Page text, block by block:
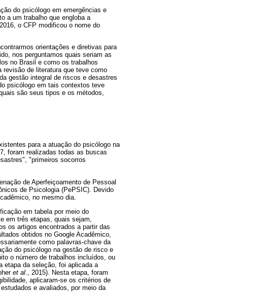
do psicólogo em emergências e
a um trabalho que engloba a
o CFP modificou o nome do
orientações e diretivas para
nos perguntamos quais seriam as
no Brasil e como os trabalhos
de literatura que teve como
gestão integral de riscos e desastres
psicólogo em tais contextos teve
são seus tipos e os métodos,
para a atuação do psicólogo na
foram realizadas todas as buscas
"primeiros socorros
de Aperfeiçoamento de Pessoal
de Psicologia (PePSIC). Devido
no mesmo dia.
em tabela por meio do
em três etapas, quais sejam,
os artigos encontrados a partir das
obtidos no Google Acadêmico,
como palavras-chave da
do psicólogo na gestão de risco e
o número de trabalhos incluídos, ou
etapa da seleção, foi aplicada a
et al ., 2015). Nesta etapa, foram
aplicaram-se os critérios de
e avaliados, por meio da